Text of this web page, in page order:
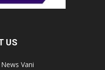
US
Vani